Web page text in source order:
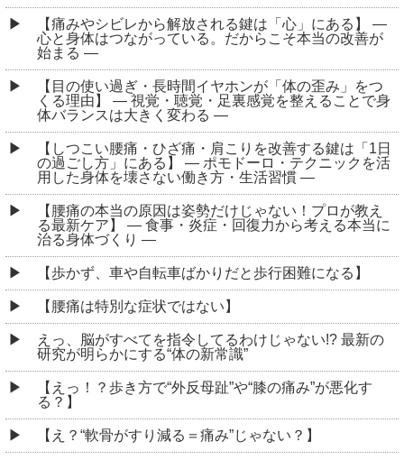
【痛みやシビレから解放される鍵は「心」にある】 ―
心と身体はつながっている。だからこそ本当の改善が
始まる ―
【目の使い過ぎ・長時間イヤホンが「体の歪み」をつ
くる理由】 ― 視覚・聴覚・足裏感覚を整えることで身
体バランスは大きく変わる ―
【しつこい腰痛・ひざ痛・肩こりを改善する鍵は「1日
の過ごし方」にある】 ― ポモドーロ・テクニックを活
用した身体を壊さない働き方・生活習慣 ―
【腰痛の本当の原因は姿勢だけじゃない！プロが教え
る最新ケア】 ― 食事・炎症・回復力から考える本当に
治る身体づくり ―
【歩かず、車や自転車ばかりだと歩行困難になる】
【腰痛は特別な症状ではない】
えっ、脳がすべてを指令してるわけじゃない!? 最新の
研究が明らかにする“体の新常識”
【えっ！？歩き方で“外反母趾”や“膝の痛み”が悪化す
る？】
【え？“軟骨がすり減る＝痛み”じゃない？】